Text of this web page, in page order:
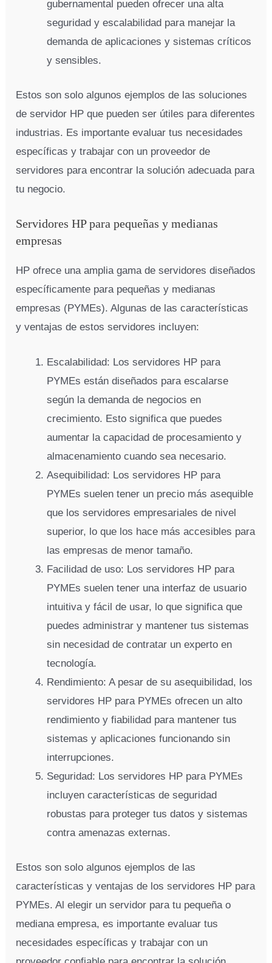
gubernamental pueden ofrecer una alta
seguridad y escalabilidad para manejar la
demanda de aplicaciones y sistemas críticos
y sensibles.
Estos son solo algunos ejemplos de las soluciones
de servidor HP que pueden ser útiles para diferentes
industrias. Es importante evaluar tus necesidades
específicas y trabajar con un proveedor de
servidores para encontrar la solución adecuada para
tu negocio.
Servidores HP para pequeñas y medianas
empresas
HP ofrece una amplia gama de servidores diseñados
específicamente para pequeñas y medianas
empresas (PYMEs). Algunas de las características
y ventajas de estos servidores incluyen:
Escalabilidad: Los servidores HP para
PYMEs están diseñados para escalarse
según la demanda de negocios en
crecimiento. Esto significa que puedes
aumentar la capacidad de procesamiento y
almacenamiento cuando sea necesario.
Asequibilidad: Los servidores HP para
PYMEs suelen tener un precio más asequible
que los servidores empresariales de nivel
superior, lo que los hace más accesibles para
las empresas de menor tamaño.
Facilidad de uso: Los servidores HP para
PYMEs suelen tener una interfaz de usuario
intuitiva y fácil de usar, lo que significa que
puedes administrar y mantener tus sistemas
sin necesidad de contratar un experto en
tecnología.
Rendimiento: A pesar de su asequibilidad, los
servidores HP para PYMEs ofrecen un alto
rendimiento y fiabilidad para mantener tus
sistemas y aplicaciones funcionando sin
interrupciones.
Seguridad: Los servidores HP para PYMEs
incluyen características de seguridad
robustas para proteger tus datos y sistemas
contra amenazas externas.
Estos son solo algunos ejemplos de las
características y ventajas de los servidores HP para
PYMEs. Al elegir un servidor para tu pequeña o
mediana empresa, es importante evaluar tus
necesidades específicas y trabajar con un